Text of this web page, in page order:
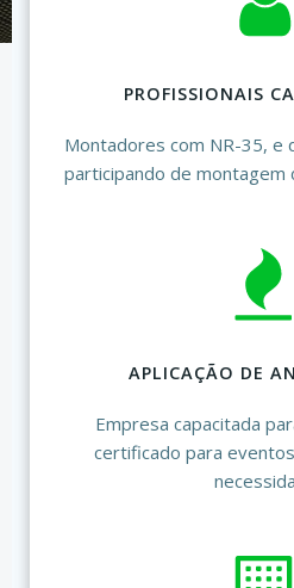
PROFISSIONAIS
Montadores com NR-35, e
participando de montagem
APLICAÇÃO DE
Empresa capacitada
certificado para